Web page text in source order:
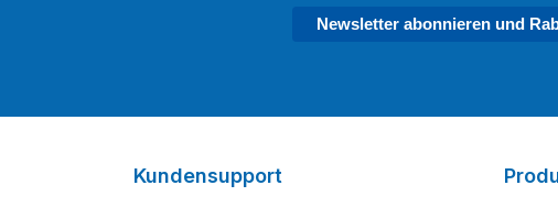
Newsletter abonnieren und
Kundensupport